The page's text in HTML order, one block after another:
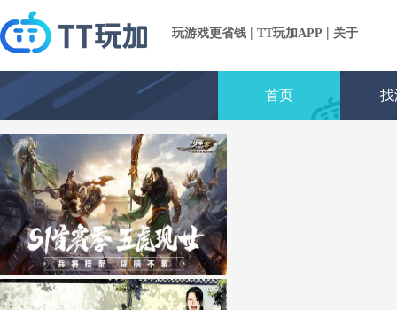
玩游戏更省钱 | TT玩加APP | 关于
首页 找